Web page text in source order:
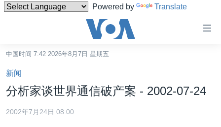
Powered by Translate
碍
链
接
跳
转
中国
中国时间 7:42 2026年8月7日 星期五
新闻
分析家谈世界通信破产案 - 2002-07-24
2002年7月24日 08:00